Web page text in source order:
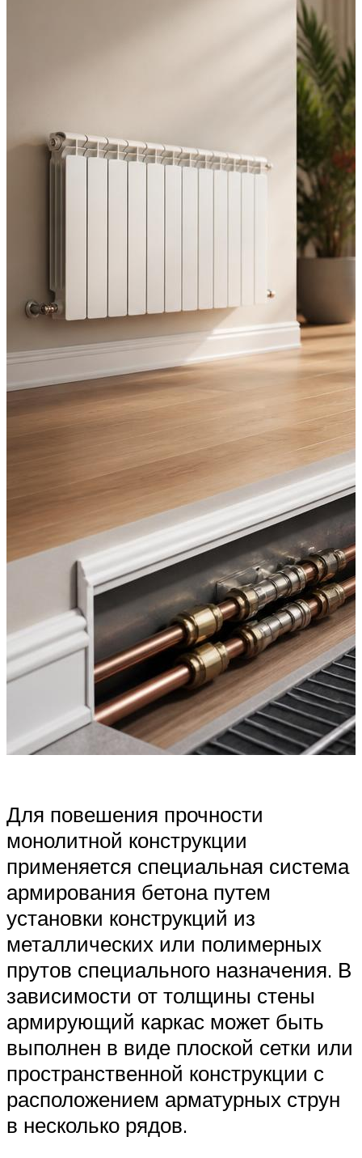
Для повешения прочности
монолитной конструкции
применяется специальная система
армирования бетона путем
установки конструкций из
металлических или полимерных
прутов специального назначения. В
зависимости от толщины стены
армирующий каркас может быть
выполнен в виде плоской сетки или
пространственной конструкции с
расположением арматурных струн
в несколько рядов.